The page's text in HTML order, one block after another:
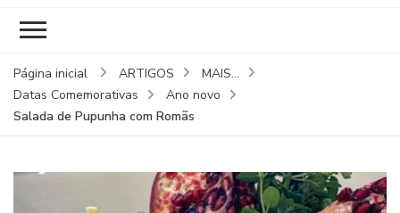
Página inicial ARTIGOS
MAIS...
Datas Comemorativas
Ano novo
Salada de Pupunha com Romãs